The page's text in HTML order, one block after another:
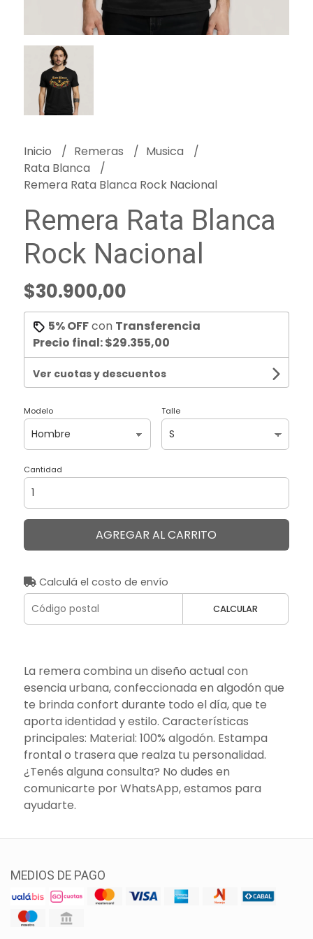
Inicio Remeras
Musica
Rata Blanca
Remera Rata Blanca Rock Nacional
Remera Rata Blanca
Rock Nacional
$30.900,00
5% OFFcon Transferencia
Precio final:$29.355,00
Ver cuotas y descuentos
Modelo Talle
Cantidad
AGREGAR AL CARRITO
Calculá el costo de envío
CALCULAR
La remera combina un diseño actual con
esencia urbana, confeccionada en algodón que
te brinda confort durante todo el día, que te
aporta identidad y estilo. Características
principales: Material: 100% algodón. Estampa
frontal o trasera que realza tu personalidad.
¿Tenés alguna consulta? No dudes en
comunicarte por WhatsApp, estamos para
ayudarte.
MEDIOS DE PAGO